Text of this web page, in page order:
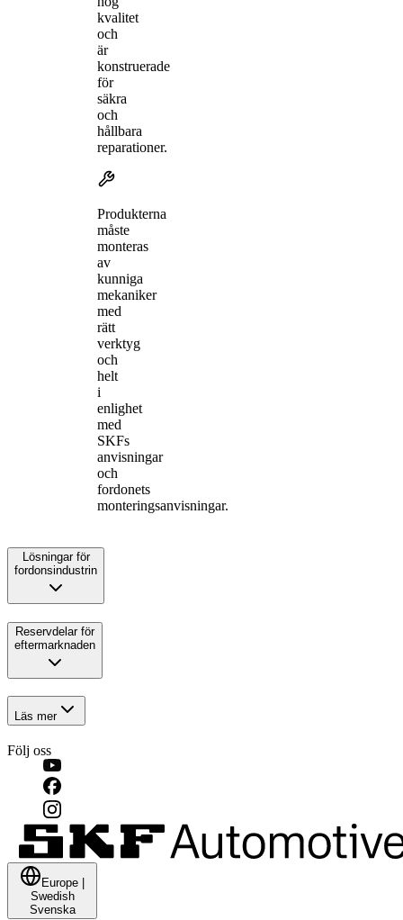
kvalitet
och
är
konstruerade
för
säkra
och
hållbara
reparationer.
Produkterna
måste
monteras
av
kunniga
mekaniker
med
rätt
verktyg
och
helt
i
enlighet
med
SKFs
anvisningar
och
fordonets
monteringsanvisningar.
Lösningar för
fordonsindustrin
Reservdelar för
eftermarknaden
Läs mer
Följ oss
Europe
Swedish
Svenska